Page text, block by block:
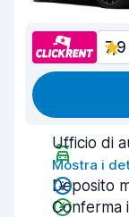
7,9
Ufficio di
Mostra i
Deposito
Conferma